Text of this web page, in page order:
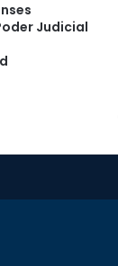
Judicial